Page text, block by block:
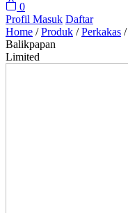
0
Profil Masuk Daftar
Home /Produk /Perkakas /
Balikpapan
Limited